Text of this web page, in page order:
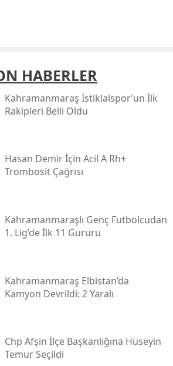
HABERLER
Kahramanmaraş İstiklalspor’un İlk
Rakipleri Belli Oldu
Hasan Demir İçin Acil A Rh+
Trombosit Çağrısı
Kahramanmaraşlı Genç Futbolcudan
1. Lig’de İlk 11 Gururu
Kahramanmaraş Elbistan’da
Kamyon Devrildi: 2 Yaralı
Chp Afşin İlçe Başkanlığına Hüseyin
Temur Seçildi